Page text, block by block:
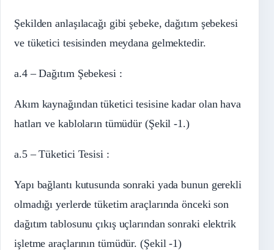
Şekilden anlaşılacağı gibi şebeke, dağıtım şebekesi
ve tüketici tesisinden meydana gelmektedir.
a.4 – Dağıtım Şebekesi :
Akım kaynağından tüketici tesisine kadar olan hava
hatları ve kabloların tümüdür (Şekil -1.)
a.5 – Tüketici Tesisi :
Yapı bağlantı kutusunda sonraki yada bunun gerekli
olmadığı yerlerde tüketim araçlarında önceki son
dağıtım tablosunu çıkış uçlarından sonraki elektrik
işletme araçlarının tümüdür. (Şekil -1)